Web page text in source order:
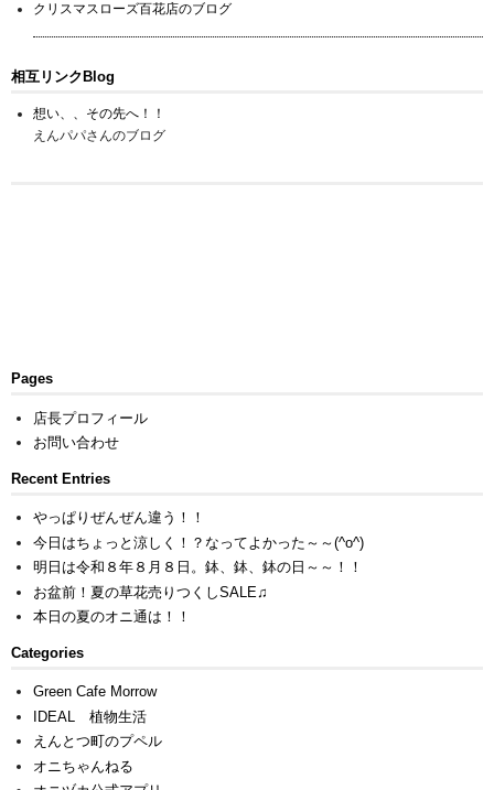
クリスマスローズ百花店のブログ
相互リンクBlog
想い、、その先へ！！
えんパパさんのブログ
Pages
店長プロフィール
お問い合わせ
Recent Entries
やっぱりぜんぜん違う！！
今日はちょっと涼しく！？なってよかった～～(^o^)
明日は令和８年８月８日。鉢、鉢、鉢の日～～！！
お盆前！夏の草花売りつくしSALE♫
本日の夏のオニ通は！！
Categories
Green Cafe Morrow
IDEAL 植物生活
えんとつ町のプペル
オニちゃんねる